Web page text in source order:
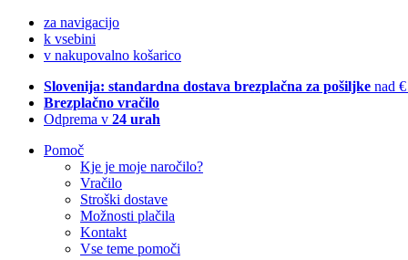
za navigacijo
k vsebini
v nakupovalno košarico
Slovenija: standardna dostava brezplačna za pošiljke nad
Brezplačno vračilo
Odprema v 24 urah
Pomoč
Kje je moje naročilo?
Vračilo
Stroški dostave
Možnosti plačila
Kontakt
Vse teme pomoči